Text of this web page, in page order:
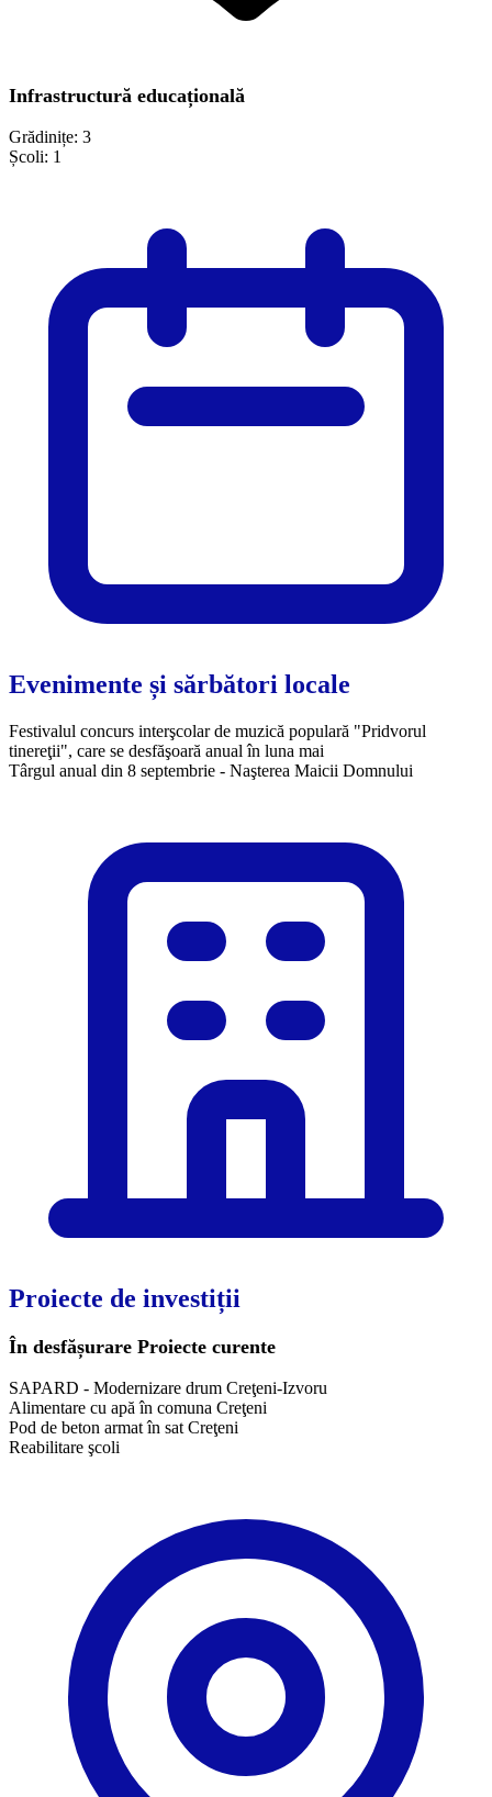
Infrastructură educațională
Grădinițe: 3
Școli: 1
Evenimente și sărbători locale
Festivalul concurs interşcolar de muzică populară "Pridvorul
tinereţii", care se desfăşoară anual în luna mai
Târgul anual din 8 septembrie - Naşterea Maicii Domnului
Proiecte de investiții
În desfășurare Proiecte curente
SAPARD - Modernizare drum Creţeni-Izvoru
Alimentare cu apă în comuna Creţeni
Pod de beton armat în sat Creţeni
Reabilitare şcoli